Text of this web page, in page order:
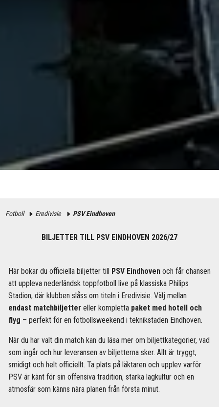
Fotboll Eredivisie PSV Eindhoven
BILJETTER TILL PSV EINDHOVEN 2026/27
Här bokar du officiella biljetter till PSV Eindhovenoch får chansen
att uppleva nederländsk toppfotboll live på klassiska Philips
Stadion, där klubben slåss om titeln i Eredivisie. Välj mellan
endast matchbiljetter eller kompletta paket med hotell och
flyg – perfekt för en fotbollsweekend i teknikstaden Eindhoven.
När du har valt din match kan du läsa mer om biljettkategorier, vad
som ingår och hur leveransen av biljetterna sker. Allt är tryggt,
smidigt och helt officiellt. Ta plats på läktaren och upplev varför
PSV är känt för sin offensiva tradition, starka lagkultur och en
atmosfär som känns nära planen från första minut.